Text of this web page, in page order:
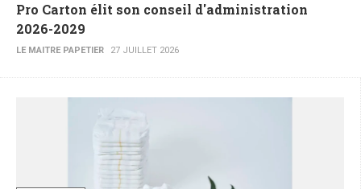
Pro Carton élit son conseil d'administration
2026-2029
LE MAITRE PAPETIER 27 JUILLET 2026